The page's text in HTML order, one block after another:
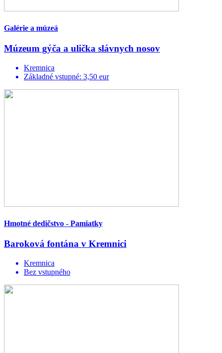
Galérie a múzeá
Múzeum gýča a ulička slávnych nosov
Kremnica
Základné vstupné: 3,50 eur
Hmotné dedičstvo - Pamiatky
Baroková fontána v Kremnici
Kremnica
Bez vstupného